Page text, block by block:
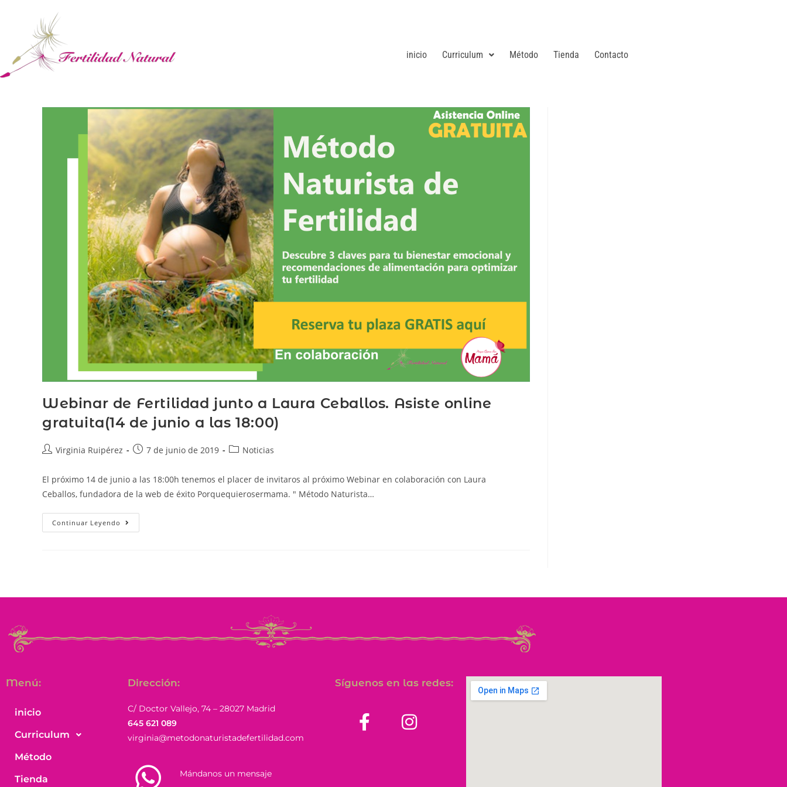
inicio Curriculum Método Tienda Contacto
Webinar de Fertilidad junto a Laura Ceballos. Asiste online
gratuita(14 de junio a las 18:00)
Virginia Ruipérez 7 de junio de 2019 Noticias
El próximo 14 de junio a las 18:00h tenemos el placer de invitaros al próximo Webinar en colaboración con Laura
Ceballos, fundadora de la web de éxito Porquequierosermama. " Método Naturista…
Continuar Leyendo
Menú:
inicio
Curriculum
Método
Tienda
Dirección:
C/ Doctor Vallejo, 74 – 28027 Madrid
645 621 089
virginia@metodonaturistadefertilidad.com
Mándanos un mensaje
Síguenos en las redes: